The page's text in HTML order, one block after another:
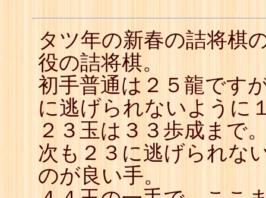
19☗
詰
タツ年の新春の詰将棋
役の詰将棋。
初手普通は２５龍です
に逃げられないように
２３玉は３３歩成まで
次も２３に逃げられな
のが良い手。